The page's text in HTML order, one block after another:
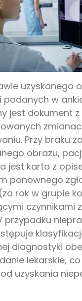
uzyskanego
podanych w
jest dokument
Przy braku
obrazu,
jest karta z
ponownego
rok w grupie
czynnikami
przypadku
diagnostyki
lekarskie,
uzyskania